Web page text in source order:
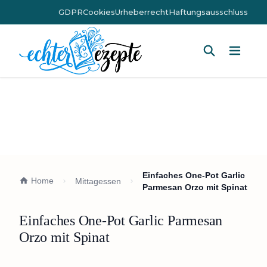
GDPRCookiesUrheberrechtHaftungsausschluss
Home Mittagessen
Einfaches One-Pot Garlic
Parmesan Orzo mit Spinat
Einfaches One-Pot Garlic Parmesan
Orzo mit Spinat